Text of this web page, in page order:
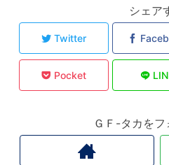
シェア
Twitter
Pocket
ＧＦ-タカをフ